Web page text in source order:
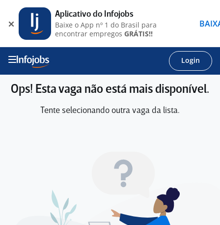
Login
Ops! Esta vaga não está mais disponível.
Tente selecionando outra vaga da lista.
Aplicativo do Infojobs
Baixe o App nº 1 do Brasil para
encontrar empregos GRÁTIS!!